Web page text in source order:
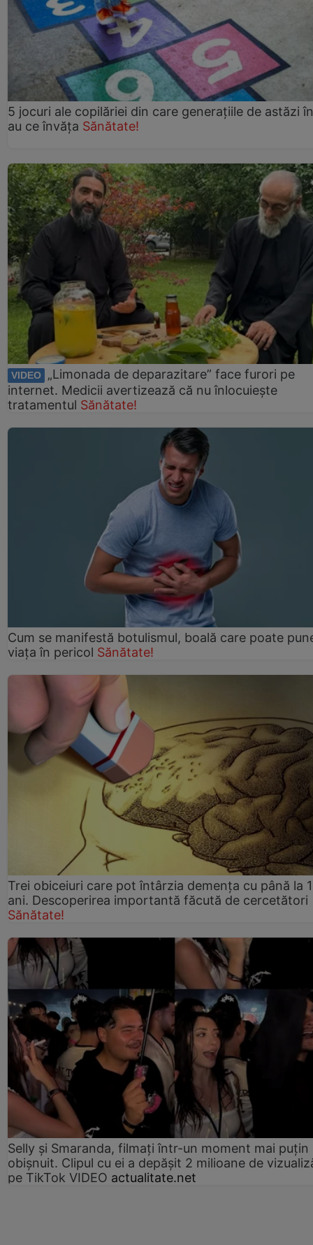
5 jocuri ale copilăriei din care generațiile de astăzi
au ce învăța Sănătate!
VIDEO
„Limonada de deparazitare” face furori pe
internet. Medicii avertizează că nu înlocuiește
tratamentul Sănătate!
Cum se manifestă botulismul, boală care poate
viaţa în pericol Sănătate!
Trei obiceiuri care pot întârzia demența cu până la
ani. Descoperirea importantă făcută de cercetători
Sănătate!
Selly și Smaranda, filmați într-un moment mai puțin
obișnuit. Clipul cu ei a depășit 2 milioane de
pe TikTok VIDEO actualitate.net